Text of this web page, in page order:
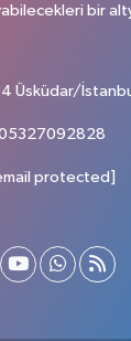
bir
Üsküdar/
protected]